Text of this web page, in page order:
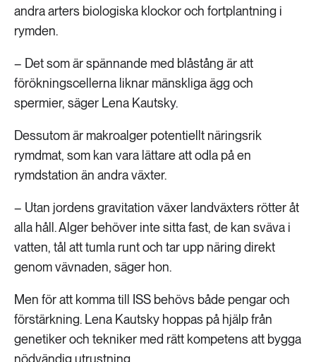
andra arters biologiska klockor och fortplantning i
rymden.
– Det som är spännande med blåstång är att
förökningscellerna liknar mänskliga ägg och
spermier, säger Lena Kautsky.
Dessutom är makroalger potentiellt näringsrik
rymdmat, som kan vara lättare att odla på en
rymdstation än andra växter.
– Utan jordens gravitation växer landväxters rötter åt
alla håll. Alger behöver inte sitta fast, de kan sväva i
vatten, tål att tumla runt och tar upp näring direkt
genom vävnaden, säger hon.
Men för att komma till ISS behövs både pengar och
förstärkning. Lena Kautsky hoppas på hjälp från
genetiker och tekniker med rätt kompetens att bygga
nödvändig utrustning.